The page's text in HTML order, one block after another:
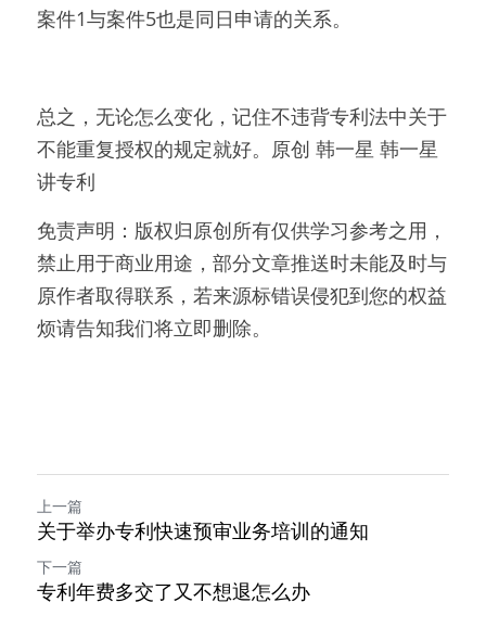
案件1与案件5也是同日申请的关系。
总之，无论怎么变化，记住不违背专利法中关于
不能重复授权的规定就好。原创 韩一星 韩一星
讲专利
免责声明：版权归原创所有仅供学习参考之用，
禁止用于商业用途，部分文章推送时未能及时与
原作者取得联系，若来源标错误侵犯到您的权益
烦请告知我们将立即删除。
上一篇
关于举办专利快速预审业务培训的通知
下一篇
专利年费多交了又不想退怎么办